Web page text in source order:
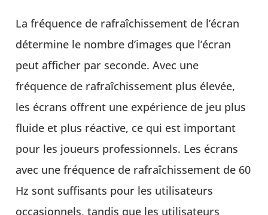
La fréquence de rafraîchissement de l’écran
détermine le nombre d’images que l’écran
peut afficher par seconde. Avec une
fréquence de rafraîchissement plus élevée,
les écrans offrent une expérience de jeu plus
fluide et plus réactive, ce qui est important
pour les joueurs professionnels. Les écrans
avec une fréquence de rafraîchissement de 60
Hz sont suffisants pour les utilisateurs
occasionnels, tandis que les utilisateurs